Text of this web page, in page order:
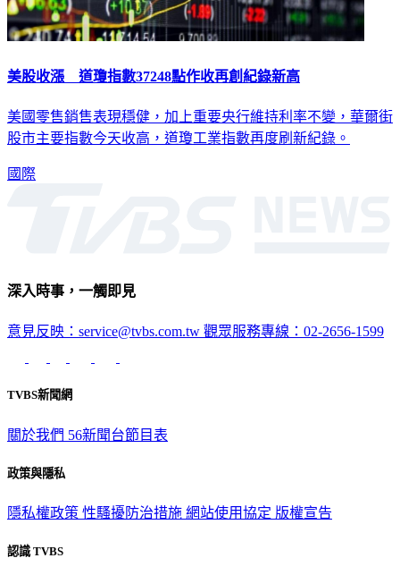
美股收漲 道瓊指數37248點作收再創紀錄新高
美國零售銷售表現穩健，加上重要央行維持利率不變，華爾街
股市主要指數今天收高，道瓊工業指數再度刷新紀錄。
國際
深入時事，一觸即見
意見反映：service@tvbs.com.tw 觀眾服務專線：02-2656-1599
TVBS新聞網
關於我們 56新聞台節目表
政策與隱私
隱私權政策 性騷擾防治措施 網站使用協定 版權宣告
認識 TVBS